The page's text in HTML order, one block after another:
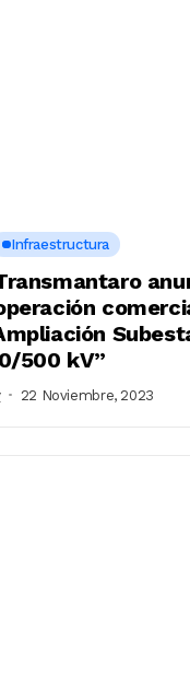
Infraestructura
500 kV”
22 Noviembre, 2023